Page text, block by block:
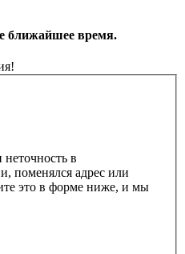
ближайшее время.
в
поменялся адрес или
это в форме ниже, и мы